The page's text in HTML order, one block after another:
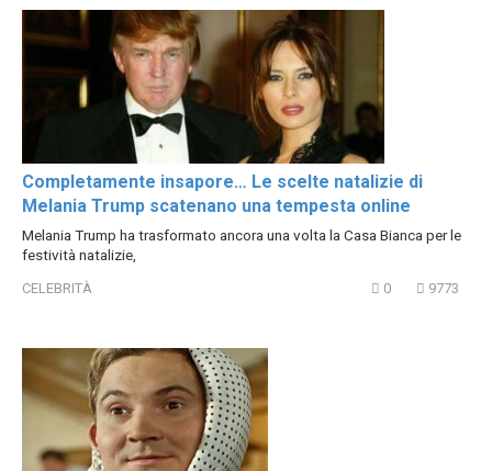
Completamente insapore… Le scelte natalizie di
Melania Trump scatenano una tempesta online
Melania Trump ha trasformato ancora una volta la Casa Bianca per le
festività natalizie,
CELEBRITÀ 0 9773